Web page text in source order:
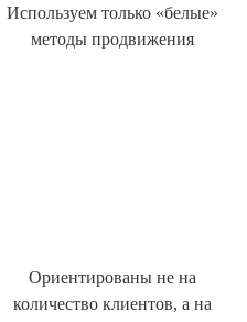
Используем только «белые»
методы продвижения
Ориентированы не на
количество клиентов, а на